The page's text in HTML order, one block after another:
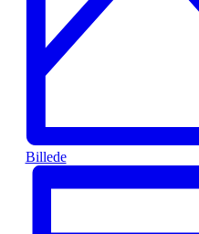
Billede